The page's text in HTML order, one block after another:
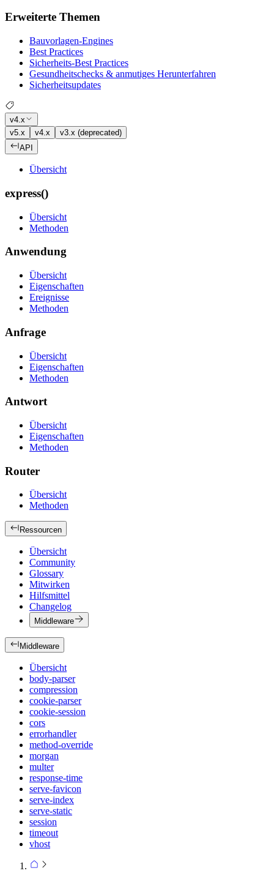
Erweiterte Themen
Bauvorlagen-Engines
Best Practices
Sicherheits-Best Practices
Gesundheitschecks & anmutiges Herunterfahren
Sicherheitsupdates
v4.x
v5.x
v4.x
v3.x (deprecated)
API
Übersicht
express()
Übersicht
Methoden
Anwendung
Übersicht
Eigenschaften
Ereignisse
Methoden
Anfrage
Übersicht
Eigenschaften
Methoden
Antwort
Übersicht
Eigenschaften
Methoden
Router
Übersicht
Methoden
Ressourcen
Übersicht
Community
Glossary
Mitwirken
Hilfsmittel
Changelog
Middleware
Middleware
Übersicht
body-parser
compression
cookie-parser
cookie-session
cors
errorhandler
method-override
morgan
multer
response-time
serve-favicon
serve-index
serve-static
session
timeout
vhost